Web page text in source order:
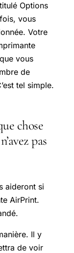
Options
vous
Votre
vous
de
tel simple.
chose
pas
aideront si
AirPrint.
Il y
de voir